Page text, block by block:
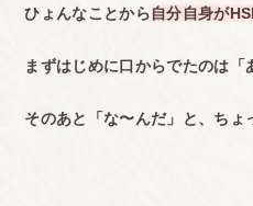
ひょんなことから自分自身が
まずはじめに口からでたのは「
そのあと「な〜んだ」と、ちょ